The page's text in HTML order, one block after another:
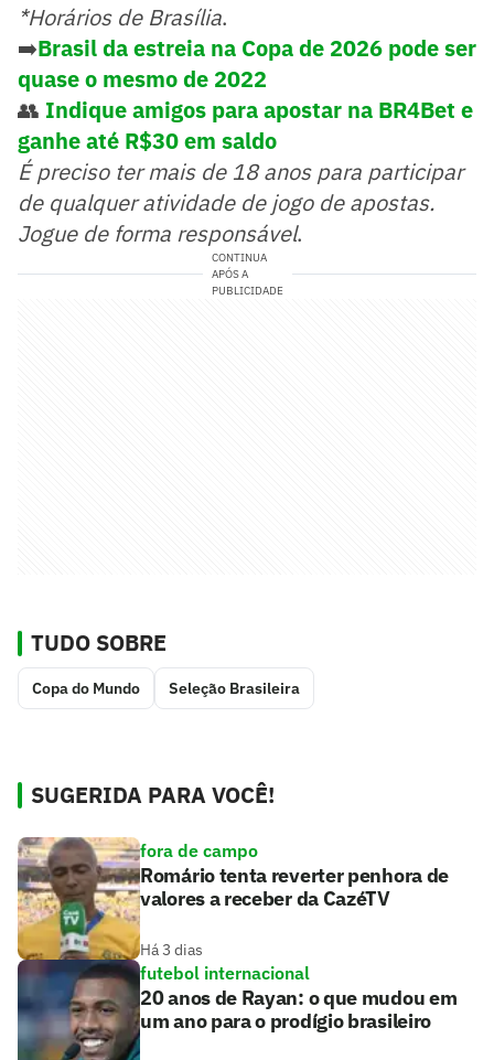
*Horários de Brasília.
➡️Brasil da estreia na Copa de 2026 pode ser
quase o mesmo de 2022
👥 Indique amigos para apostar na BR4Bet e
ganhe até R$30 em saldo
É preciso ter mais de 18 anos para participar
de qualquer atividade de jogo de apostas.
Jogue de forma responsável.
CONTINUA
APÓS A
PUBLICIDADE
TUDO SOBRE
Copa do Mundo Seleção Brasileira
SUGERIDA PARA VOCÊ!
fora de campo
Romário tenta reverter penhora de
valores a receber da CazéTV
Há 3 dias
futebol internacional
20 anos de Rayan: o que mudou em
um ano para o prodígio brasileiro